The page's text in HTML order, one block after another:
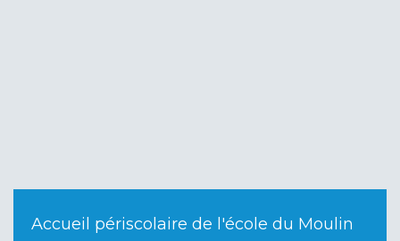
Accueil périscolaire de l'école du Moulin